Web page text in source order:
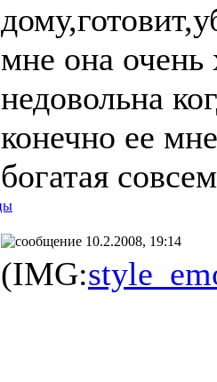
мне она
недовольна
конечно ее
богатая
10.2.2008, 19:14
(IMG: